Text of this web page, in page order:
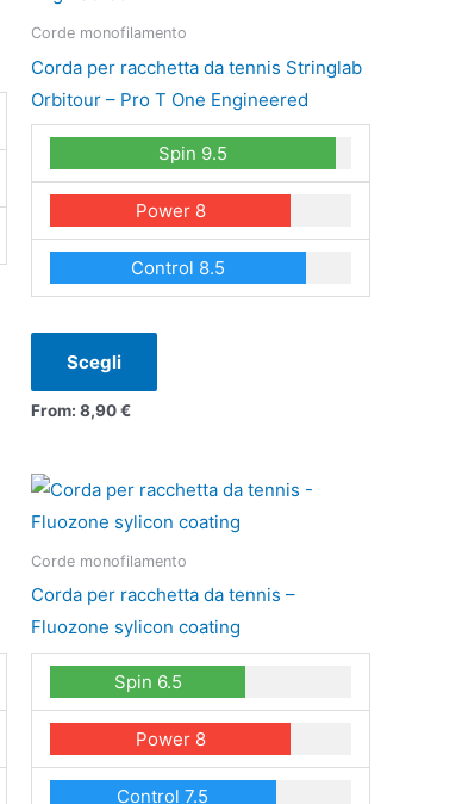
Corde monofilamento
Corda per racchetta da tennis Stringlab
Orbitour – Pro T One Engineered
Spin 9.5
Power 8
Control 8.5
Scegli
più
varianti.
Le
opzioni
possono
essere
scelte
nella
pagina
From: 8,90€
Corde monofilamento
Corda per racchetta da tennis –
Fluozone sylicon coating
Spin 6.5
Power 8
Control 7.5
Questo
prodotto
ha
più
varianti.
Le
opzioni
possono
essere
scelte